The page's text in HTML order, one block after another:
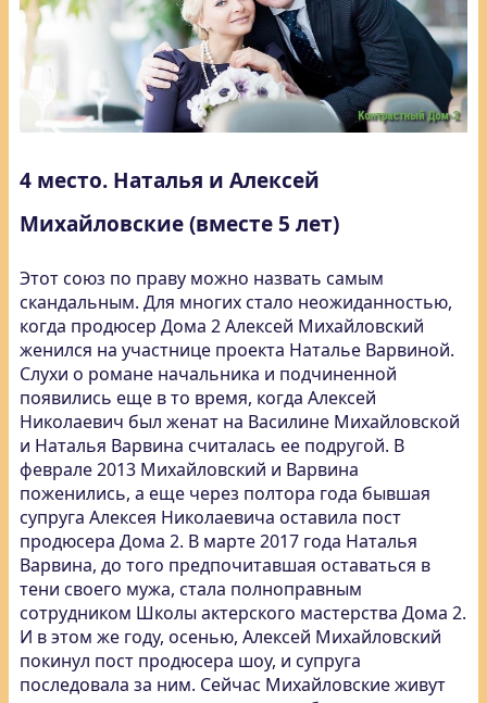
4 место. Наталья и Алексей
Михайловские (вместе 5 лет)
Этот союз по праву можно назвать самым
скандальным. Для многих стало неожиданностью,
когда продюсер Дома 2 Алексей Михайловский
женился на участнице проекта Наталье Варвиной.
Слухи о романе начальника и подчиненной
появились еще в то время, когда Алексей
Николаевич был женат на Василине Михайловской
и Наталья Варвина считалась ее подругой. В
феврале 2013 Михайловский и Варвина
поженились, а еще через полтора года бывшая
супруга Алексея Николаевича оставила пост
продюсера Дома 2. В марте 2017 года Наталья
Варвина, до того предпочитавшая оставаться в
тени своего мужа, стала полноправным
сотрудником Школы актерского мастерства Дома 2.
И в этом же году, осенью, Алексей Михайловский
покинул пост продюсера шоу, и супруга
последовала за ним. Сейчас Михайловские живут